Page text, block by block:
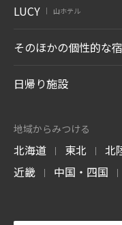
LUCY 山ホテル
そのほかの個性的な
日帰り施設
地域からみつける
北海道 | 東北 | 北
近畿 | 中国・四国 |